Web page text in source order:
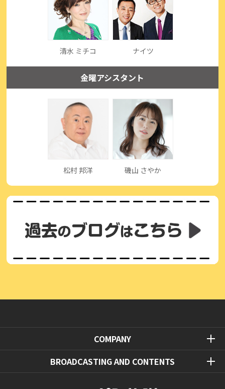
清水 ミチコ ナイツ
金曜アシスタント
松村 邦洋 磯山 さやか
COMPANY
BROADCASTING AND CONTENTS